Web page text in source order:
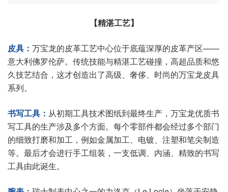
【精湛工艺】
皮具： 万宝龙的皮革工艺中心位于底蕴深厚的皮革产区——
意大利佛罗伦萨。传统技能与精湛工艺碰撞，高超品质和悠
久技艺结合，这才创造出了高级、奢侈、时尚的万宝龙皮具
系列。
书写工具： 从初期工具技术图纸到最终生产，万宝龙优质书
写工具的生产涉及多个方面。每个零部件都会经过多个部门
的细致打磨和加工，例如金属加工、电镀、注塑和笔尖制造
等。最后才会进行手工组装，一支低调、内涵、精致的书写
工具由此诞生。